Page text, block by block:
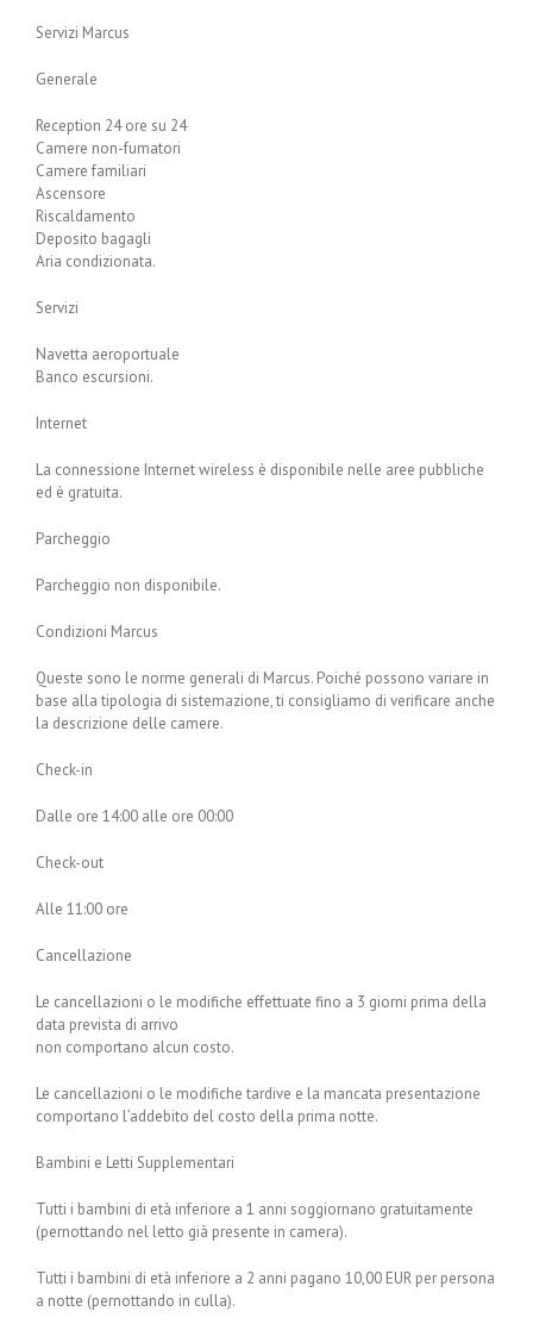
Servizi Marcus
Generale
Reception 24 ore su 24
Camere non-fumatori
Camere familiari
Ascensore
Riscaldamento
Deposito bagagli
Aria condizionata.
Servizi
Navetta aeroportuale
Banco escursioni.
Internet
La connessione Internet wireless è disponibile nelle aree pubbliche
ed è gratuita.
Parcheggio
Parcheggio non disponibile.
Condizioni Marcus
Queste sono le norme generali di Marcus. Poiché possono variare in
base alla tipologia di sistemazione, ti consigliamo di verificare anche
la descrizione delle camere.
Check-in
Dalle ore 14:00 alle ore 00:00
Check-out
Alle 11:00 ore
Cancellazione
Le cancellazioni o le modifiche effettuate fino a 3 giorni prima della
data prevista di arrivo
non comportano alcun costo.
Le cancellazioni o le modifiche tardive e la mancata presentazione
comportano l’addebito del costo della prima notte.
Bambini e Letti Supplementari
Tutti i bambini di età inferiore a 1 anni soggiornano gratuitamente
(pernottando nel letto già presente in camera).
Tutti i bambini di età inferiore a 2 anni pagano 10,00 EUR per persona
a notte (pernottando in culla).